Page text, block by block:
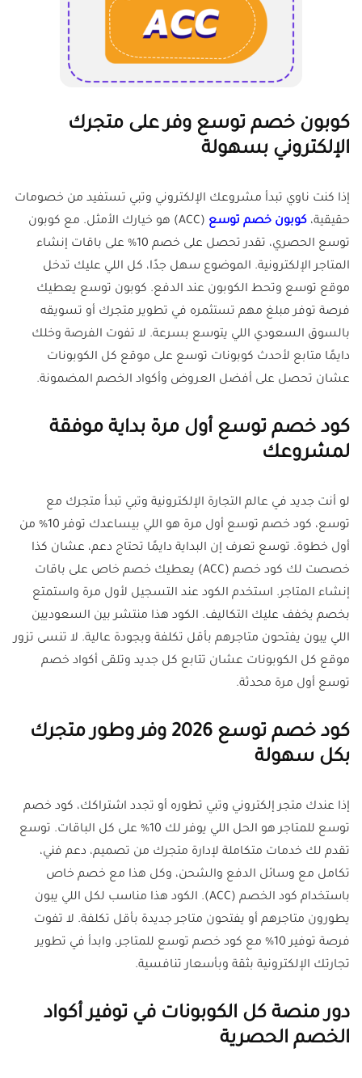
كوبون خصم توسع وفر على متجرك
الإلكتروني بسهولة
إذا كنت ناوي تبدأ مشروعك الإلكتروني وتبي تستفيد من خصومات
حقيقية، كوبون خصم توسع
(ACC) هو خيارك الأمثل. مع كوبون
توسع الحصري، تقدر تحصل على خصم 10% على باقات إنشاء
المتاجر الإلكترونية. الموضوع سهل جدًا، كل اللي عليك تدخل
موقع توسع وتحط الكوبون عند الدفع. كوبون توسع يعطيك
فرصة توفر مبلغ مهم تستثمره في تطوير متجرك أو تسويقه
بالسوق السعودي اللي يتوسع بسرعة. لا تفوت الفرصة وخلك
دايمًا متابع لأحدث كوبونات توسع على موقع كل الكوبونات
عشان تحصل على أفضل العروض وأكواد الخصم المضمونة.
كود خصم توسع أول مرة بداية موفقة
لمشروعك
لو أنت جديد في عالم التجارة الإلكترونية وتبي تبدأ متجرك مع
توسع، كود خصم توسع أول مرة هو اللي بيساعدك توفر 10% من
أول خطوة. توسع تعرف إن البداية دايمًا تحتاج دعم، عشان كذا
خصصت لك كود خصم (ACC) يعطيك خصم خاص على باقات
إنشاء المتاجر. استخدم الكود عند التسجيل لأول مرة واستمتع
بخصم يخفف عليك التكاليف. الكود هذا منتشر بين السعوديين
اللي يبون يفتحون متاجرهم بأقل تكلفة وبجودة عالية. لا تنسى تزور
موقع كل الكوبونات عشان تتابع كل جديد وتلقى أكواد خصم
توسع أول مرة محدثة.
كود خصم توسع 2026 وفر وطور متجرك
بكل سهولة
إذا عندك متجر إلكتروني وتبي تطوره أو تجدد اشتراكك، كود خصم
توسع للمتاجر هو الحل اللي يوفر لك 10% على كل الباقات. توسع
تقدم لك خدمات متكاملة لإدارة متجرك من تصميم، دعم فني،
تكامل مع وسائل الدفع والشحن، وكل هذا مع خصم خاص
باستخدام كود الخصم (ACC). الكود هذا مناسب لكل اللي يبون
يطورون متاجرهم أو يفتحون متاجر جديدة بأقل تكلفة. لا تفوت
فرصة توفير 10% مع كود خصم توسع للمتاجر، وابدأ في تطوير
تجارتك الإلكترونية بثقة وبأسعار تنافسية.
دور منصة كل الكوبونات في توفير أكواد
الخصم الحصرية